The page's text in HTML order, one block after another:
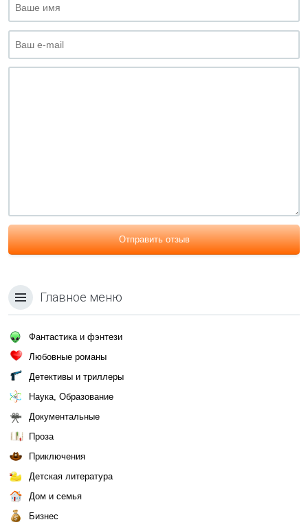
Отправить отзыв
Главное меню
Фантастика и фэнтези
Любовные романы
Детективы и триллеры
Наука, Образование
Документальные
Проза
Приключения
Детская литература
Дом и семья
Бизнес